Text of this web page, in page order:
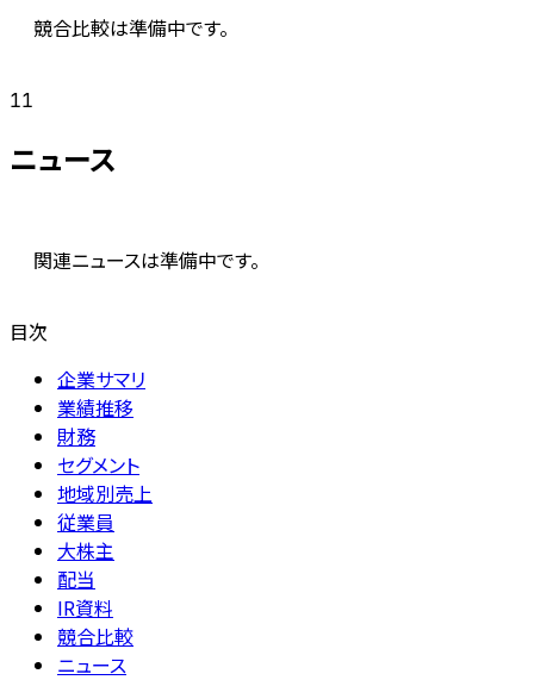
競合比較は準備中です。
11
ニュース
関連ニュースは準備中です。
目次
企業サマリ
業績推移
財務
セグメント
地域別売上
従業員
大株主
配当
IR資料
競合比較
ニュース